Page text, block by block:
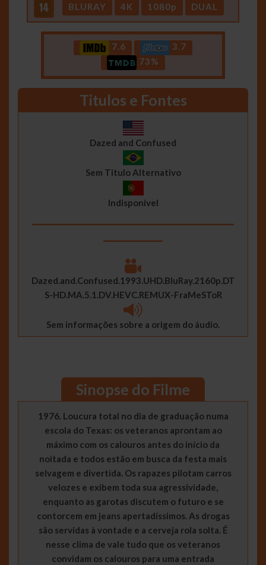
BLURAY 4K 1080p DUAL
7.6
3.7
73%
Titulos e Fontes
Dazed and Confused
Sem Titulo Alternativo
Indisponivel
Dazed.and.Confused.1993.UHD.BluRay.2160p.DT
S-HD.MA.5.1.DV.HEVC.REMUX-FraMeSToR
Sem informações sobre a origem do áudio.
Sinopse do Filme
1976. Loucura total no dia de graduação numa
escola do Texas: os veteranos aprontam ao
máximo com os calouros antes do início da
noitada e todos estão em busca da festa mais
selvagem e divertida. Os rapazes pilotam carros
velozes e exibem toda sua agressividade,
enquanto as garotas discutem o futuro e se
contorcem em jeans apertadíssimos. As drogas
são servidas à vontade e a cerveja rola solta. É
nesse clima de vale tudo que os veteranos
convidam os calouros para uma entrada